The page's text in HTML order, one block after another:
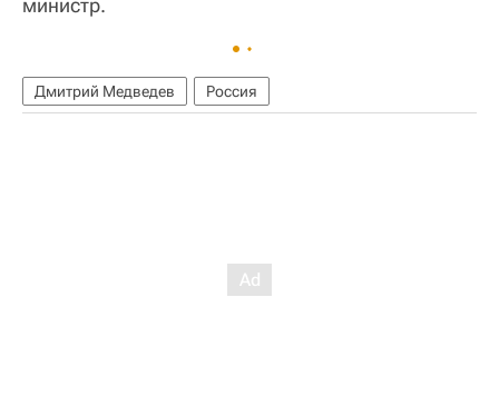
министр.
Дмитрий Медведев Россия